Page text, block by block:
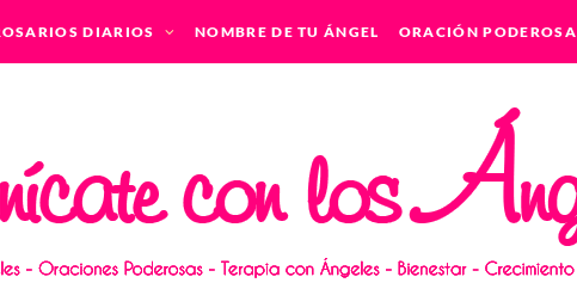
DIARIOS NOMBRE DE TU ÁNGEL ORACIÓN PODEROSA